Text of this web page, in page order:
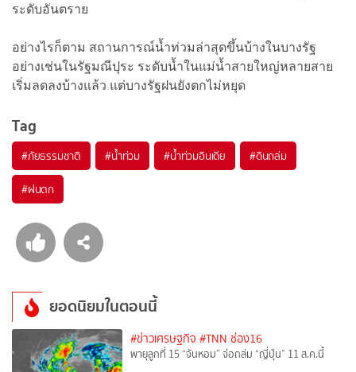
ระดับอันตราย
อย่างไรก็ตาม สถานการณ์น้ำท่วมล่าสุดขึ้นบ้างในบางรัฐ
อย่างเช่นในรัฐมณีปุระ ระดับน้ำในแม่น้ำสายใหญ่หลายสาย
เริ่มลดลงบ้างแล้ว แต่บางรัฐฝนยังตกไม่หยุด
Tag
#ภัยธรรมชาติ #น้ำท่วม #น้ำท่วมอินเดีย #ดินถล่ม
#ฝนตก
ยอดนิยมในตอนนี้
#ข่าวเศรษฐกิจ #TNN ช่อง16
พายุลูกที่ 15 “จันหอม” จ่อถล่ม “ญี่ปุ่น” 11 ส.ค.นี้